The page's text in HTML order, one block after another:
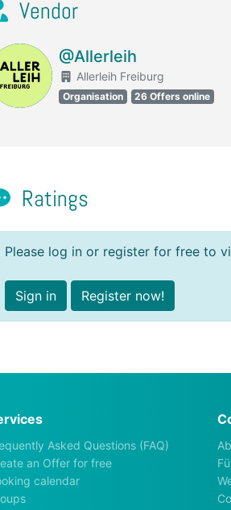
Vendor
@Allerleih
Allerleih Freiburg
Organisation 26 Offers online
Ratings
Please log in or register for free to
Sign in Register now!
Asked Questions (FAQ)
an Offer for free
calendar